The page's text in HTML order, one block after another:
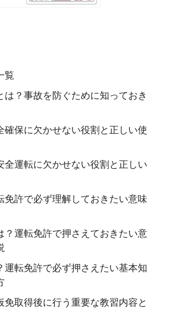
覧
は？事故を防ぐために知っておき
確保に欠かせない役割と正しい使
全運転に欠かせない役割と正しい
免許で必ず理解しておきたい意味
？運転免許で押さえておきたい意
運転免許で必ず押さえたい基本知
免取得後に行う重要な教習内容と